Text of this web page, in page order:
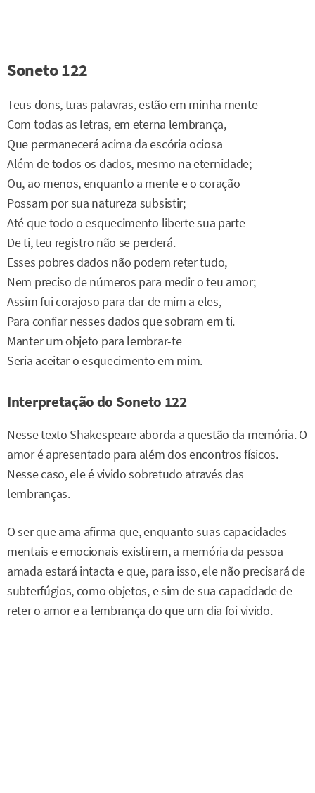
Soneto 122
Teus dons, tuas palavras, estão em minha mente
Com todas as letras, em eterna lembrança,
Que permanecerá acima da escória ociosa
Além de todos os dados, mesmo na eternidade;
Ou, ao menos, enquanto a mente e o coração
Possam por sua natureza subsistir;
Até que todo o esquecimento liberte sua parte
De ti, teu registro não se perderá.
Esses pobres dados não podem reter tudo,
Nem preciso de números para medir o teu amor;
Assim fui corajoso para dar de mim a eles,
Para confiar nesses dados que sobram em ti.
Manter um objeto para lembrar-te
Seria aceitar o esquecimento em mim.
Interpretação do Soneto 122
Nesse texto Shakespeare aborda a questão da memória. O
amor é apresentado para além dos encontros físicos.
Nesse caso, ele é vivido sobretudo através das
lembranças.
O ser que ama afirma que, enquanto suas capacidades
mentais e emocionais existirem, a memória da pessoa
amada estará intacta e que, para isso, ele não precisará de
subterfúgios, como objetos, e sim de sua capacidade de
reter o amor e a lembrança do que um dia foi vivido.